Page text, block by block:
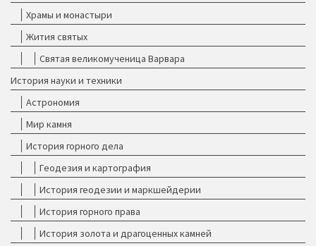
Храмы и монастыри
Жития святых
Святая великомученица Варвара
История науки и техники
Астрономия
Мир камня
История горного дела
Геодезия и картография
История геодезии и маркшейдерии
История горного права
История золота и драгоценных камней